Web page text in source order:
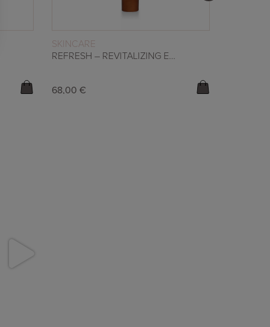
SKINCARE
REFRESH – REVITALIZING EYE CREAM
68,00 €